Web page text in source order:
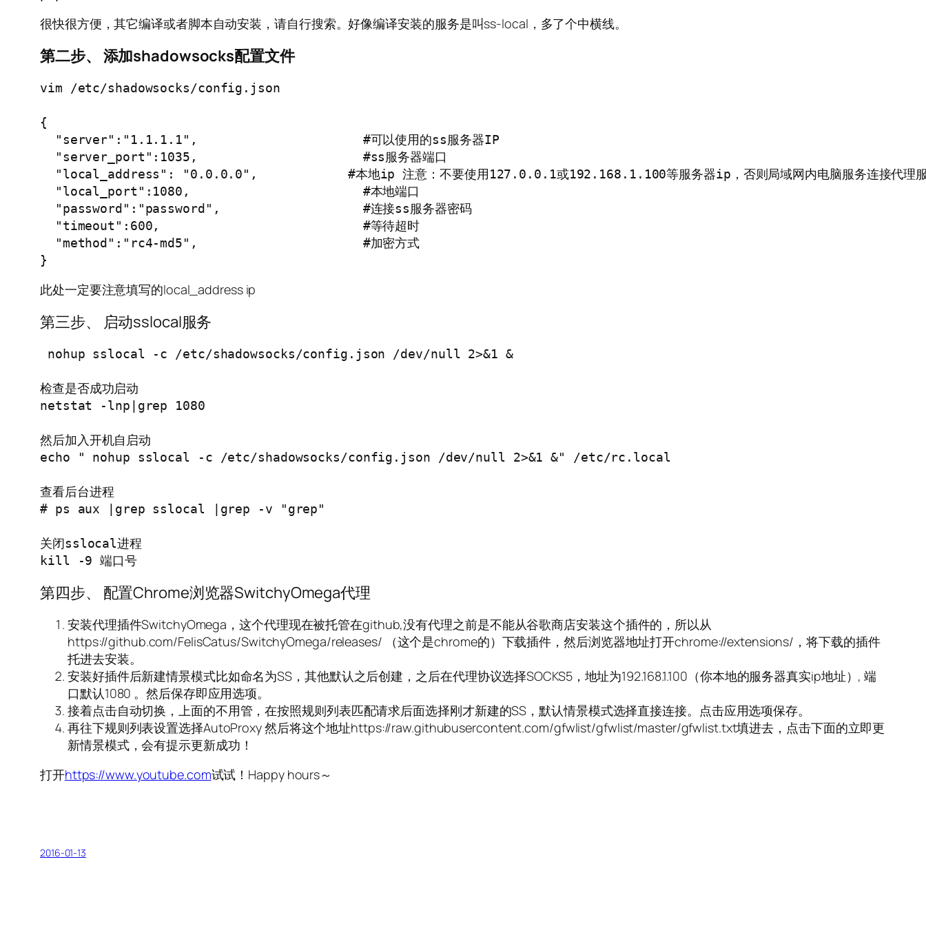
很快很方便，其它编译或者脚本自动安装，请自行搜索。好像编译安装的服务是叫ss-local，多了个中横线。
第二步、 添加shadowsocks配置文件
vim /etc/shadowsocks/config.json
{
  "server":"1.1.1.1",                      #可以使用的ss服务器IP
  "server_port":1035,                      #ss服务器端口
"local_address": "0.0.0.0",            #本地ip 注意：不要使用127.0.0.1或192.168.1.100等服务器ip，否则局域网内电脑服务连接代理
  "local_port":1080,                       #本地端口
  "password":"password",                   #连接ss服务器密码
  "timeout":600,                           #等待超时
  "method":"rc4-md5",                      #加密方式
此处一定要注意填写的local_address ip
第三步、 启动sslocal服务
nohup sslocal -c /etc/shadowsocks/config.json /dev/null 2>&1 &
检查是否成功启动
netstat -lnp|grep 1080
然后加入开机自启动
echo " nohup sslocal -c /etc/shadowsocks/config.json /dev/null 2>&1 &" /etc/rc.local
查看后台进程
# ps aux |grep sslocal |grep -v "grep"
关闭sslocal进程
kill -9 端口号
第四步、 配置Chrome浏览器SwitchyOmega代理
安装代理插件SwitchyOmega，这个代理现在被托管在github,没有代理之前是不能从谷歌商店安装这个插件的，所以从
https://github.com/FelisCatus/SwitchyOmega/releases/ （这个是chrome的）下载插件，然后浏览器地址打开chrome://extensions/，将下载的插件
托进去安装。
安装好插件后新建情景模式比如命名为SS，其他默认之后创建，之后在代理协议选择SOCKS5，地址为192.168.1.100（你本地的服务器真实ip地址）, 端
口默认1080 。然后保存即应用选项。
接着点击自动切换，上面的不用管，在按照规则列表匹配请求后面选择刚才新建的SS，默认情景模式选择直接连接。点击应用选项保存。
再往下规则列表设置选择AutoProxy 然后将这个地址https://raw.githubusercontent.com/gfwlist/gfwlist/master/gfwlist.txt填进去，点击下面的立即更
新情景模式，会有提示更新成功！
打开https://www.youtube.com试试！Happy hours～
2016-01-13